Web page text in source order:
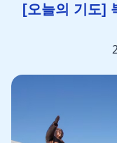
[오늘의 기도]